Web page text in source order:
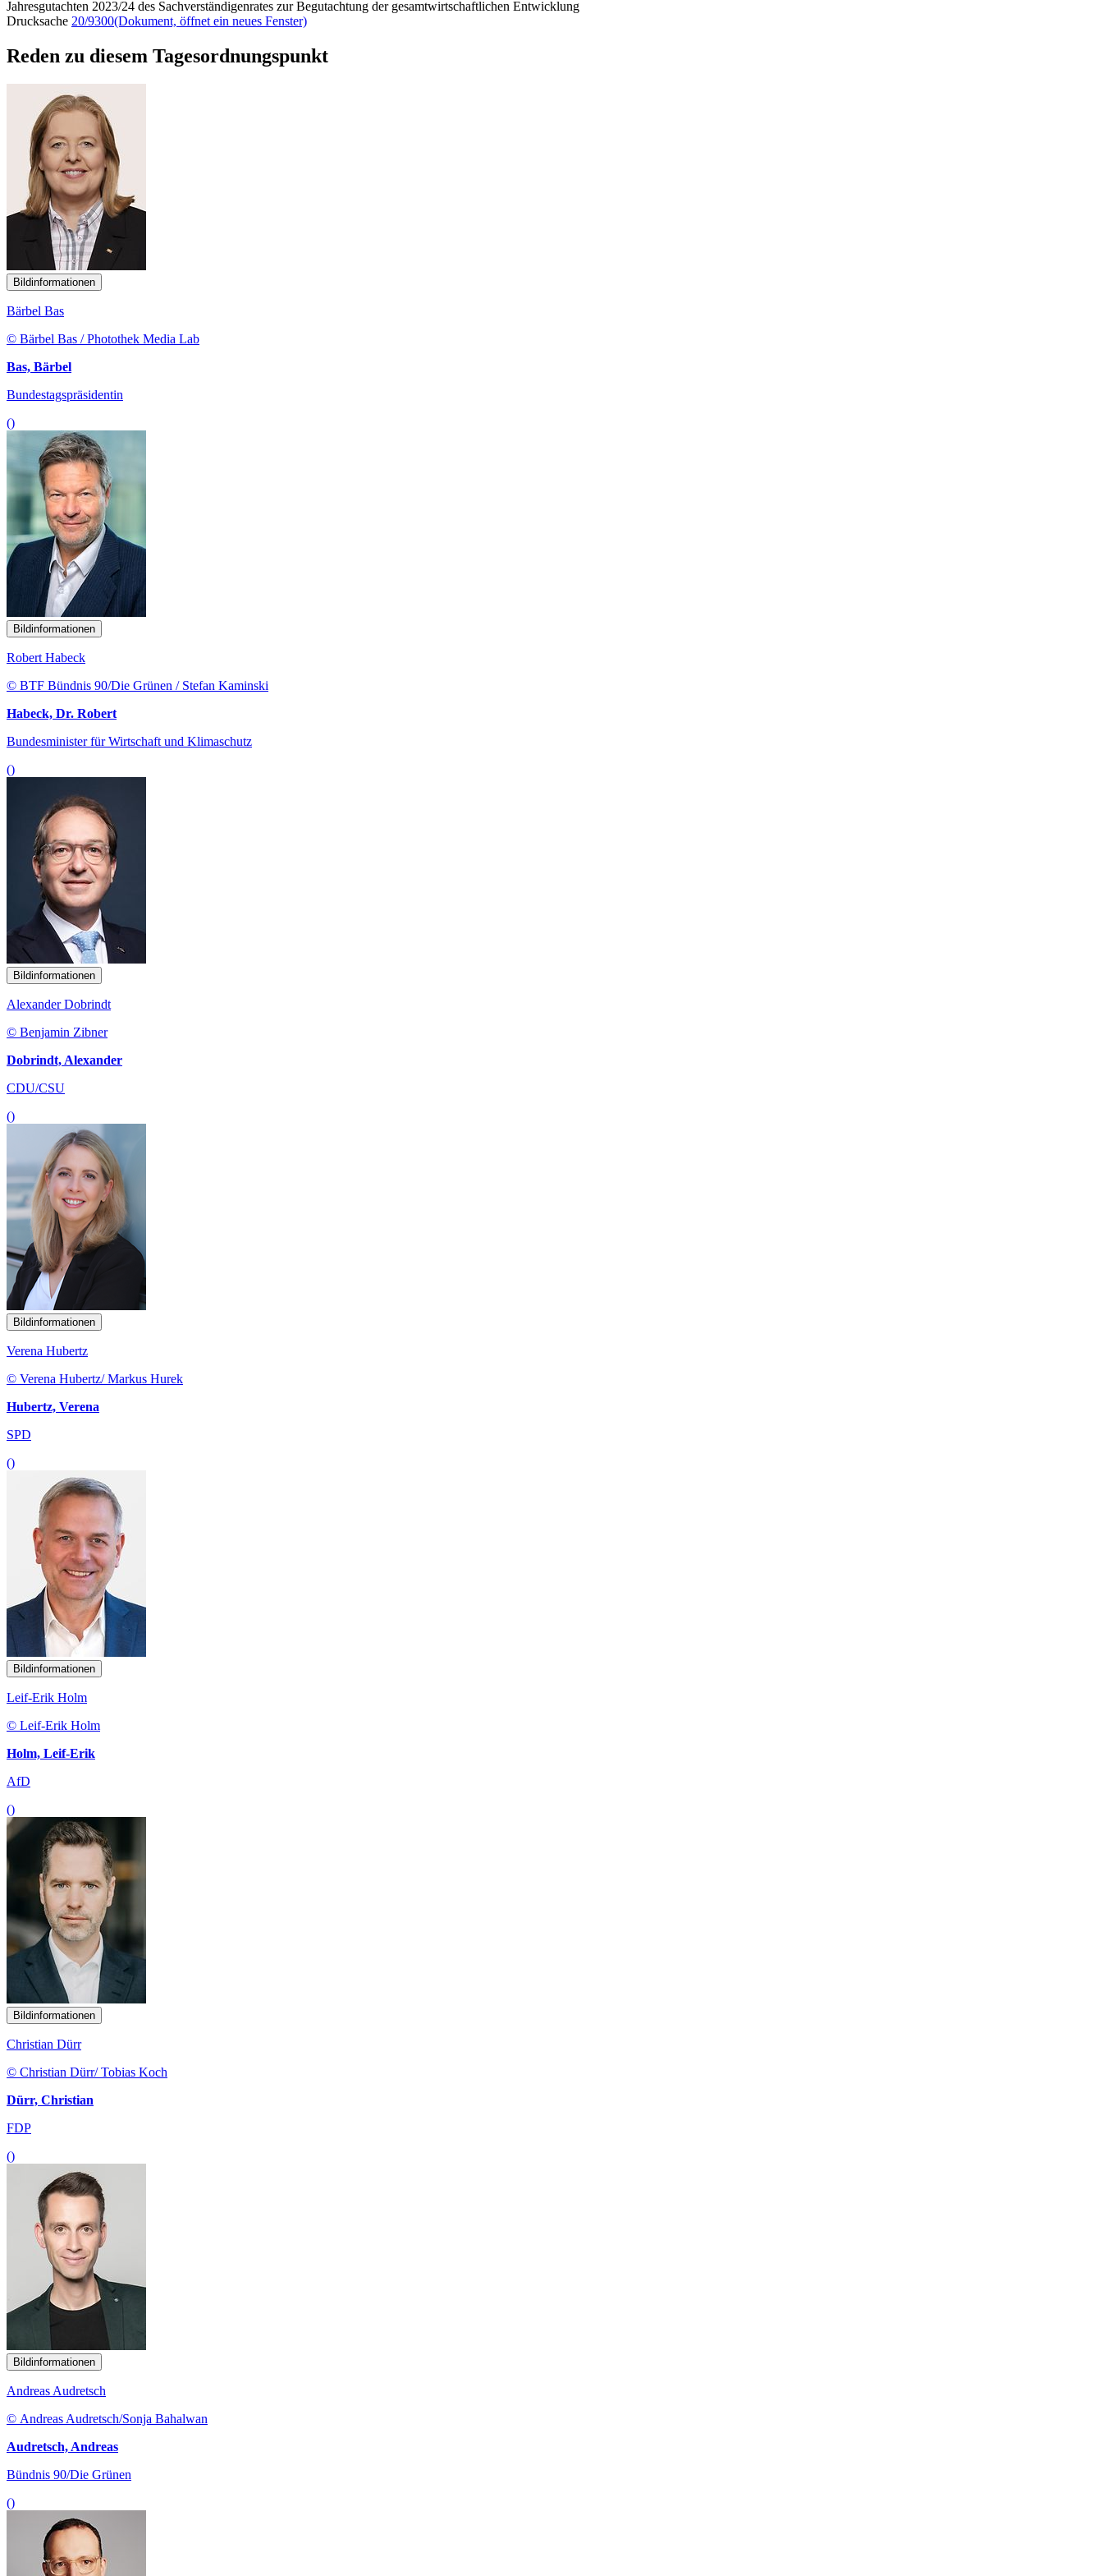
Jahresgutachten 2023/24 des Sachverständigenrates zur Begutachtung der gesamtwirtschaftlichen Entwicklung
Drucksache 20/9300(Dokument, öffnet ein neues Fenster)
Reden zu diesem Tagesordnungspunkt
Bildinformationen
Bärbel Bas
© Bärbel Bas / Photothek Media Lab
Bas, Bärbel
Bundestagspräsidentin
()
Bildinformationen
Robert Habeck
© BTF Bündnis 90/Die Grünen / Stefan Kaminski
Habeck, Dr. Robert
Bundesminister für Wirtschaft und Klimaschutz
()
Bildinformationen
Alexander Dobrindt
© Benjamin Zibner
Dobrindt, Alexander
CDU/CSU
()
Bildinformationen
Verena Hubertz
© Verena Hubertz/ Markus Hurek
Hubertz, Verena
SPD
()
Bildinformationen
Leif-Erik Holm
© Leif-Erik Holm
Holm, Leif-Erik
AfD
()
Bildinformationen
Christian Dürr
© Christian Dürr/ Tobias Koch
Dürr, Christian
FDP
()
Bildinformationen
Andreas Audretsch
© Andreas Audretsch/Sonja Bahalwan
Audretsch, Andreas
Bündnis 90/Die Grünen
()